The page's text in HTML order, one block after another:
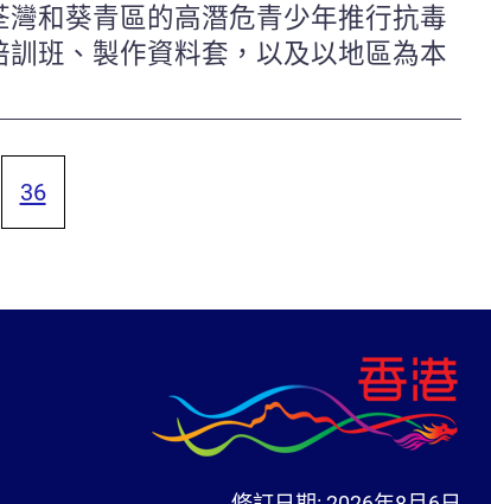
和葵青區的高潛危青少年推行抗毒
班、製作資料套，以及以地區為本
36